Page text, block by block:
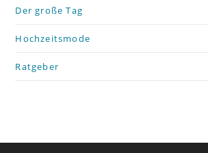
Der große Tag
Hochzeitsmode
Ratgeber